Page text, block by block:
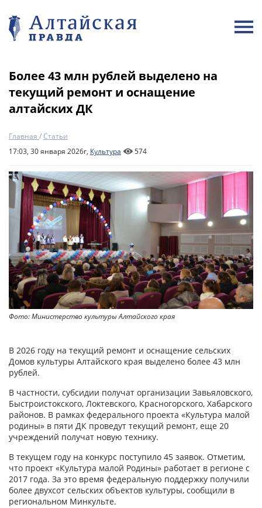
Более 43 млн рублей выделено на
текущий ремонт и оснащение
алтайских ДК
Главная /Статьи
17:03, 30 января 2026г, Культура 574
Фото: Министерство культуры Алтайского края
В 2026 году на текущий ремонт и оснащение сельских
Домов культуры Алтайского края выделено более 43 млн
рублей.
В частности, субсидии получат организации Завьяловского,
Быстроистокского, Локтевского, Красногорского, Хабарского
районов. В рамках федерального проекта «Культура малой
родины» в пяти ДК проведут текущий ремонт, еще 20
учреждений получат новую технику.
В текущем году на конкурс поступило 45 заявок. Отметим,
что проект «Культура малой Родины» работает в регионе с
2017 года. За это время федеральную поддержку получили
более двухсот сельских объектов культуры, сообщили в
региональном Минкульте.